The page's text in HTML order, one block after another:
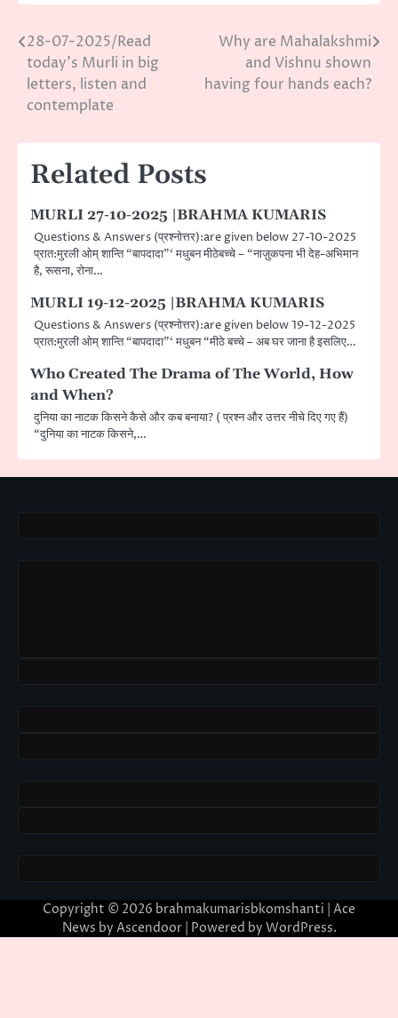
Post
navigation
28-07-2025/Read
today’s Murli in big
letters, listen and
contemplate
Why are Mahalakshmi
and Vishnu shown
having four hands each?
Related Posts
MURLI 27-10-2025 |BRAHMA KUMARIS
Questions & Answers (प्रश्नोत्तर):are given below 27-10-2025
प्रात:मुरली ओम् शान्ति “बापदादा”‘ मधुबन मीठेबच्चे – “नाज़ुकपना भी देह-अभिमान
है, रूसना, रोना…
MURLI 19-12-2025 |BRAHMA KUMARIS
Questions & Answers (प्रश्नोत्तर):are given below 19-12-2025
प्रात:मुरली ओम् शान्ति “बापदादा”‘ मधुबन “मीठे बच्चे – अब घर जाना है इसलिए…
Who Created The Drama of The World, How
and When?
दुनिया का नाटक किसने कैसे और कब बनाया? ( प्रश्न और उत्तर नीचे दिए गए हैं)
“दुनिया का नाटक किसने,…
Copyright © 2026 brahmakumarisbkomshanti | Ace
News by Ascendoor| Powered by WordPress.